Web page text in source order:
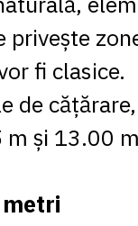
privește
fi clasice.
de
m și 13.00
metri